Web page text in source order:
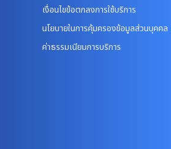
เงื่อนไขข้อตกลงการใช้บริการ
นโยบายในการคุ้มครองข้อมูลส่วนบุคคล
ค่าธรรมเนียมการบริการ